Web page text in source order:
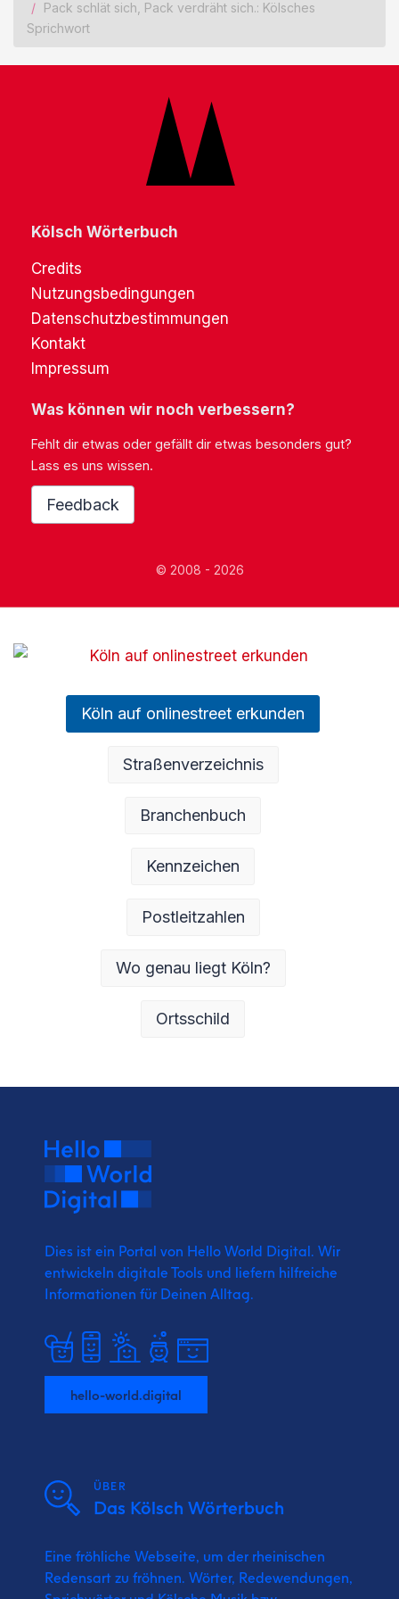
Pack schlät sich, Pack verdräht sich.: Kölsches
Sprichwort
Kölsch Wörterbuch
Credits
Nutzungsbedingungen
Datenschutzbestimmungen
Kontakt
Impressum
Was können wir noch verbessern?
Fehlt dir etwas oder gefällt dir etwas besonders gut?
Lass es uns wissen.
Feedback
© 2008 - 2026
Köln auf onlinestreet erkunden
Straßenverzeichnis
Branchenbuch
Kennzeichen
Postleitzahlen
Wo genau liegt Köln?
Ortsschild
Dies ist ein Portal von Hello World Digital. Wir
entwickeln digitale Tools und liefern hilfreiche
Informationen für Deinen Alltag.
hello-world.digital
ÜBER
Das Kölsch Wörterbuch
Eine fröhliche Webseite, um der rheinischen
Redensart zu fröhnen. Wörter, Redewendungen,